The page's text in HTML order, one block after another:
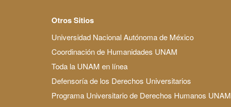
Otros Sitios
Universidad Nacional Autónoma de México
Coordinación de Humanidades UNAM
Toda la UNAM en línea
Defensoría de los Derechos Universitarios
Programa Universitario de Derechos Humanos UNAM